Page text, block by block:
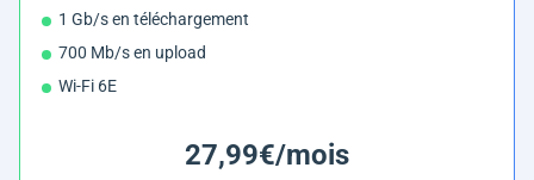
1 Gb/s en téléchargement
700 Mb/s en upload
Wi-Fi 6E
27,99€/mois